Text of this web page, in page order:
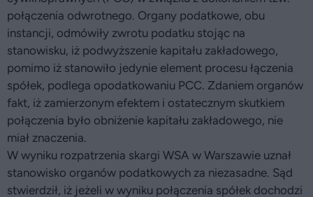
połączenia odwrotnego. Organy podatkowe, obu
instancji, odmówiły zwrotu podatku stojąc na
stanowisku, iż podwyższenie kapitału zakładowego,
pomimo iż stanowiło jedynie element procesu łączenia
spółek, podlega opodatkowaniu PCC. Zdaniem organów
fakt, iż zamierzonym efektem i ostatecznym skutkiem
połączenia było obniżenie kapitału zakładowego, nie
miał znaczenia.
W wyniku rozpatrzenia skargi WSA w Warszawie uznał
stanowisko organów podatkowych za niezasadne. Sąd
stwierdził, iż jeżeli w wyniku połączenia spółek dochodzi